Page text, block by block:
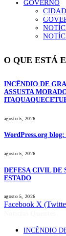
GOVERNO
O QUE ESTÁ
INCÊNDIO DE
ASSUSTA
agosto 5, 2026
WordPress.org blog:
agosto 5, 2026
DEFESA CIVIL DE
ESTADO
agosto 5, 2026
Facebook X
INCÊNDIO